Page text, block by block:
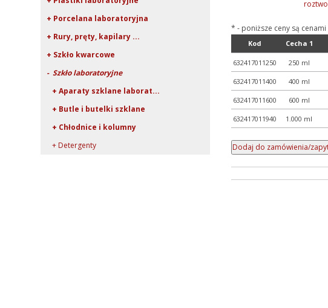
+ Porcelana laboratoryjna
+ Rury, pręty, kapilary ...
+ Szkło kwarcowe
- Szkło laboratoryjne
+ Aparaty szklane laborat...
+ Butle i butelki szklane
+ Chłodnice i kolumny
+ Detergenty
* - poniższe ceny są
Kod Cecha 1
632417011250 250 ml
632417011400 400 ml
632417011600 600 ml
632417011940 1.000 ml